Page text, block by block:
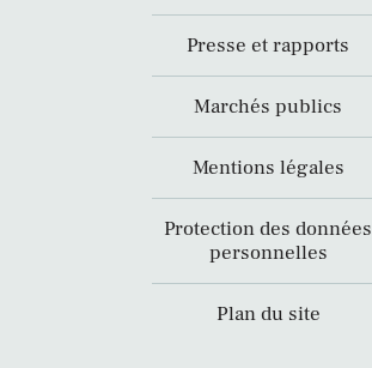
Presse et rapports
Marchés publics
Mentions légales
Protection des données
personnelles
Plan du site